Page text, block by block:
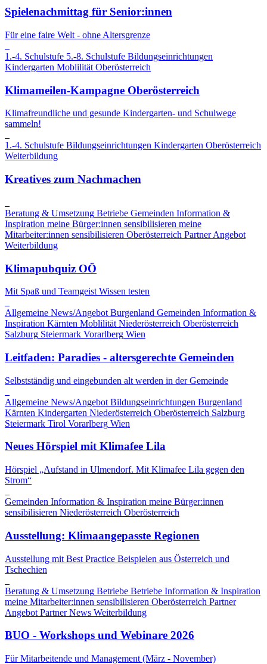
Spielenachmittag für Senior:innen
Für eine faire Welt - ohne Altersgrenze
1.-4. Schulstufe 5.-8. Schulstufe Bildungseinrichtungen
Kindergarten Moblilität Oberösterreich
Klimameilen-Kampagne Oberösterreich
Klimafreundliche und gesunde Kindergarten- und Schulwege
sammeln!
1.-4. Schulstufe Bildungseinrichtungen Kindergarten Oberösterreich
Weiterbildung
Kreatives zum Nachmachen
Beratung & Umsetzung Betriebe Gemeinden Information &
Inspiration meine Bürger:innen sensibilisieren meine
Mitarbeiter:innen sensibilisieren Oberösterreich Partner Angebot
Weiterbildung
Klimapubquiz OÖ
Mit Spaß und Teamgeist Wissen testen
Allgemeine News/Angebot Burgenland Gemeinden Information &
Inspiration Kärnten Moblilität Niederösterreich Oberösterreich
Salzburg Steiermark Vorarlberg Wien
Leitfaden: Paradies - altersgerechte Gemeinden
Selbstständig und eingebunden alt werden in der Gemeinde
Allgemeine News/Angebot Bildungseinrichtungen Burgenland
Kärnten Kindergarten Niederösterreich Oberösterreich Salzburg
Steiermark Tirol Vorarlberg Wien
Neues Hörspiel mit Klimafee Lila
Hörspiel „Aufstand in Ulmendorf. Mit Klimafee Lila gegen den
Strom“
Gemeinden Information & Inspiration meine Bürger:innen
sensibilisieren Niederösterreich Oberösterreich
Ausstellung: Klimaangepasste Regionen
Ausstellung mit Best Practice Beispielen aus Österreich und
Tschechien
Beratung & Umsetzung Betriebe Betriebe Information & Inspiration
meine Mitarbeiter:innen sensibilisieren Oberösterreich Partner
Angebot Partner News Weiterbildung
BUO - Workshops und Webinare 2026
Für Mitarbeitende und Management (März - November)